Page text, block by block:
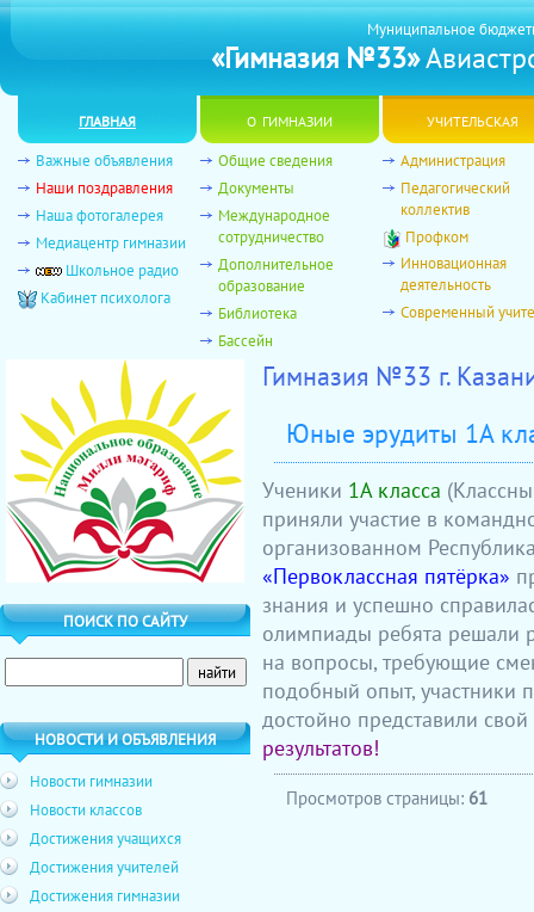
Муниципальное
«Гимназия №33»
главная о гимназии учительская
Важные объявления
Наши поздравления
Наша фотогалерея
Медиацентр гимназии
Школьное радио
Кабинет психолога
Общие сведения
Документы
Международное
сотрудничество
Дополнительное
образование
Библиотека
Бассейн
Администрация
Педагогический
коллектив
Профком
Инновационная
деятельность
Современный
ПОИСК ПО САЙТУ
НОВОСТИ И ОБЪЯВЛЕНИЯ
Новости гимназии
Новости классов
Достижения учащихся
Достижения учителей
Достижения гимназии
Гимназия №33 г.
Юные эрудиты 1А
Ученики 1А класса
приняли участие в
организованном
«Первоклассная пятёрка»
знания и успешно
олимпиады ребята решали
на вопросы, требующие
подобный опыт, участники
достойно представили
результатов!
Просмотров страницы: 61